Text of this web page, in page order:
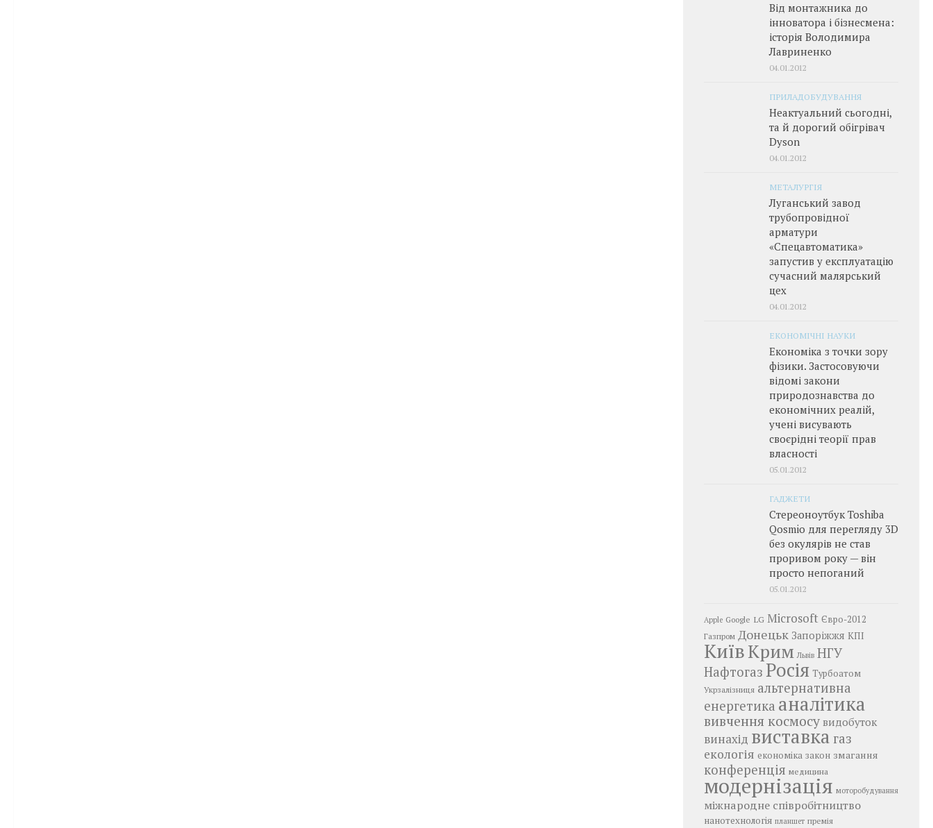
Від монтажника до
інноватора і бізнесмена:
історія Володимира
Лавриненко
04.01.2012
ПРИЛАДОБУДУВАННЯ
Неактуальний сьогодні,
та й дорогий обігрівач
Dyson
04.01.2012
МЕТАЛУРГІЯ
Луганський завод
трубопровідної
арматури
«Спецавтоматика»
запустив у експлуатацію
сучасний малярський
цех
04.01.2012
ЕКОНОМІЧНІ НАУКИ
Економіка з точки зору
фізики. Застосовуючи
відомі закони
природознавства до
економічних реалій,
учені висувають
своєрідні теорії прав
власності
05.01.2012
ГАДЖЕТИ
Стереоноутбук Toshiba
Qosmio для перегляду 3D
без окулярів не став
проривом року — він
просто непоганий
05.01.2012
Apple Google LG Microsoft Євро-2012
Газпром Донецьк Запоріжжя КПІ
КиївКрим Львів НГУ
Нафтогаз Росія Турбоатом
Укрзалізниця альтернативна
енергетика аналітика
вивчення космосу видобуток
винахід виставка газ
екологія економіка закон змагання
конференція медицина
модернізація моторобудування
міжнародне співробітництво
нанотехнологія планшет премія